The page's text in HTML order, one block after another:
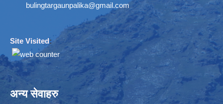
bulingtargaunpalika@gmail.com
Site Visited:
अन्य सेवाहरु